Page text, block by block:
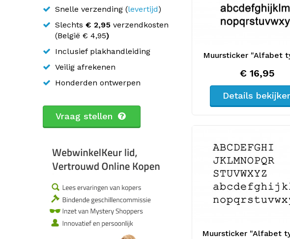
Muursticker "Alfabet
€ 16,95
Details
Muursticker "Alfabet
Snelle verzending (levertijd)
Slechts € 2,95 verzendkosten
(België € 4,95)
Inclusief plakhandleiding
Veilig afrekenen
Honderden ontwerpen
Vraag stellen